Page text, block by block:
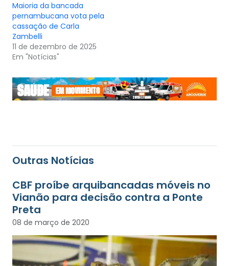
Maioria da bancada
pernambucana vota pela
cassação de Carla
Zambelli
11 de dezembro de 2025
Em "Notícias"
Outras Notícias
CBF proíbe arquibancadas móveis no
Vianão para decisão contra a Ponte
Preta
08 de março de 2020